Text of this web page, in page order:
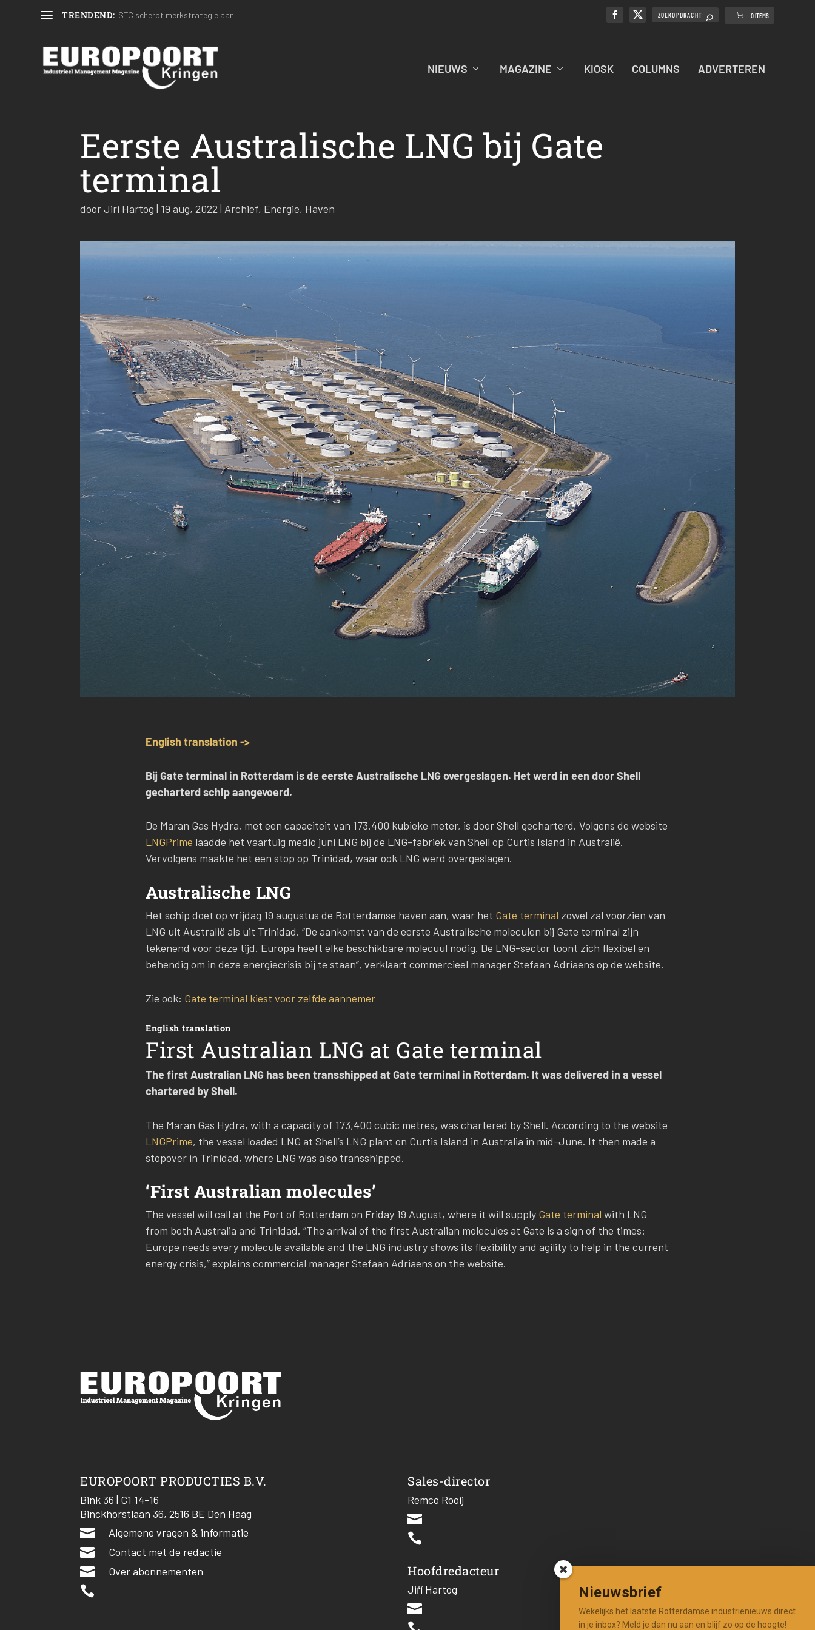
TRENDEND: STC scherpt merkstrategie aan 0 ITEMS
NIEUWS MAGAZINE KIOSK COLUMNS ADVERTEREN
Eerste Australische LNG bij Gate
terminal
doorJiri Hartog | 19 aug, 2022 | Archief, Energie, Haven
English translation ->
Bij Gate terminal in Rotterdam is de eerste Australische LNG overgeslagen. Het werd in een door Shell
gecharterd schip aangevoerd.
De Maran Gas Hydra, met een capaciteit van 173.400 kubieke meter, is door Shell gecharterd. Volgens de website
LNGPrime laadde het vaartuig medio juni LNG bij de LNG-fabriek van Shell op Curtis Island in Australië.
Vervolgens maakte het een stop op Trinidad, waar ook LNG werd overgeslagen.
Australische LNG
Het schip doet op vrijdag 19 augustus de Rotterdamse haven aan, waar het Gate terminal zowel zal voorzien van
LNG uit Australië als uit Trinidad. “De aankomst van de eerste Australische moleculen bij Gate terminal zijn
tekenend voor deze tijd. Europa heeft elke beschikbare molecuul nodig. De LNG-sector toont zich flexibel en
behendig om in deze energiecrisis bij te staan”, verklaart commercieel manager Stefaan Adriaens op de website.
Zie ook: Gate terminal kiest voor zelfde aannemer
English translation
First Australian LNG at Gate terminal
The first Australian LNG has been transshipped at Gate terminal in Rotterdam. It was delivered in a vessel
chartered by Shell.
The Maran Gas Hydra, with a capacity of 173,400 cubic metres, was chartered by Shell. According to the website
LNGPrime, the vessel loaded LNG at Shell’s LNG plant on Curtis Island in Australia in mid-June. It then made a
stopover in Trinidad, where LNG was also transshipped.
‘First Australian molecules’
The vessel will call at the Port of Rotterdam on Friday 19 August, where it will supply Gate terminal with LNG
from both Australia and Trinidad. “The arrival of the first Australian molecules at Gate is a sign of the times:
Europe needs every molecule available and the LNG industry shows its flexibility and agility to help in the current
energy crisis,” explains commercial manager Stefaan Adriaens on the website.
EUROPOORT PRODUCTIES B.V.
Bink 36 | C1 14-16
Binckhorstlaan 36, 2516 BE Den Haag
 Algemene vragen & informatie
 Contact met de redactie
 Over abonnementen

Sales-director
Remco Rooij


Hoofdredacteur
Jiří Hartog

Nieuwsbrief
Wekelijks het laatste Rotterdamse industrienieuws direct
in je inbox? Meld je dan nu aan en blijf zo op de hoogte!